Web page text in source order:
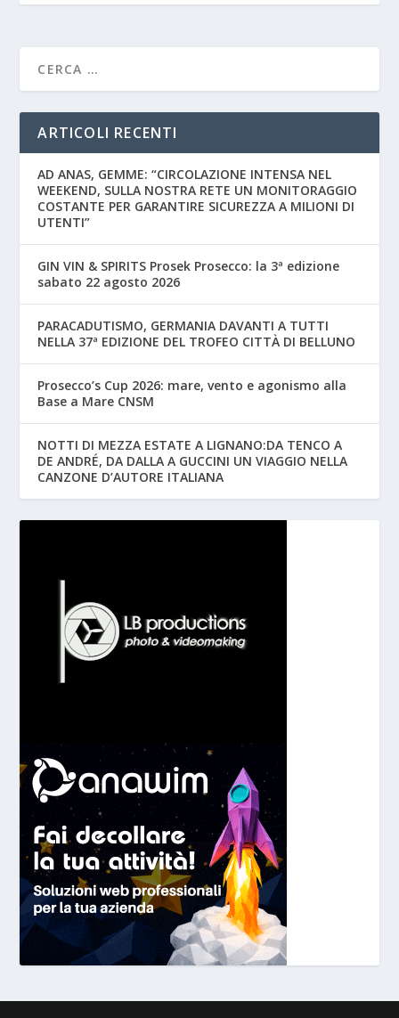
ARTICOLI RECENTI
AD ANAS, GEMME: “CIRCOLAZIONE INTENSA NEL
WEEKEND, SULLA NOSTRA RETE UN MONITORAGGIO
COSTANTE PER GARANTIRE SICUREZZA A MILIONI DI
UTENTI”
GIN VIN & SPIRITS Prosek Prosecco: la 3ª edizione
sabato 22 agosto 2026
PARACADUTISMO, GERMANIA DAVANTI A TUTTI
NELLA 37ª EDIZIONE DEL TROFEO CITTÀ DI BELLUNO
Prosecco’s Cup 2026: mare, vento e agonismo alla
Base a Mare CNSM
NOTTI DI MEZZA ESTATE A LIGNANO:DA TENCO A
DE ANDRÉ, DA DALLA A GUCCINI UN VIAGGIO NELLA
CANZONE D’AUTORE ITALIANA